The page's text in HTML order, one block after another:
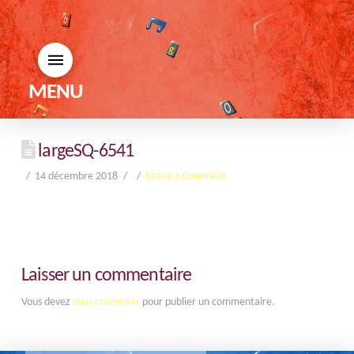
MENU
largeSQ-6541
14 décembre 2018 Leave a Comment
Laisser un commentaire
Vous devez vous connecterpour publier un commentaire.